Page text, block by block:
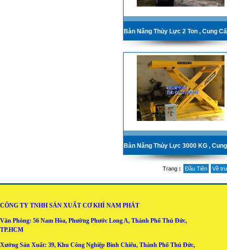
Trang : Đầu Tiên Về
CÔNG TY TNHH SẢN XUẤT CƠ KHÍ NAM PHÁT
Văn Phòng: 56 Nam Hòa, Phường Phước Long A, Thành Phố Thủ Đức,
TP.HCM
Xưởng Sản Xuất: 39, Khu Công Nghiệp Bình Chiểu, Thành Phố Thủ Đức,